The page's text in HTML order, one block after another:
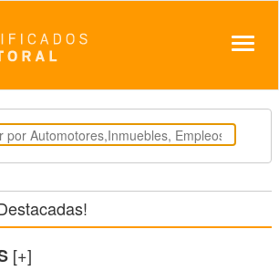
[+]